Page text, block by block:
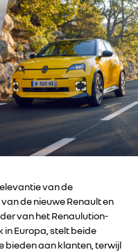
van de
de nieuwe Renault en
van het Renaulution-
in Europa, stelt beide
bieden aan klanten, terwijl